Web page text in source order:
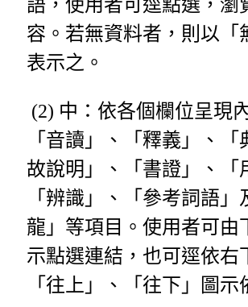
語，使用者可逕點選，瀏
容。若無資料者，則以「
表示之。
(2) 中：依各個欄位呈現
「音讀」、「釋義」、
故說明」、「書證」、「
「辨識」、「參考詞語」
龍」等項目。使用者可由
示點選連結，也可逕依右
「往上」、「往下」圖示